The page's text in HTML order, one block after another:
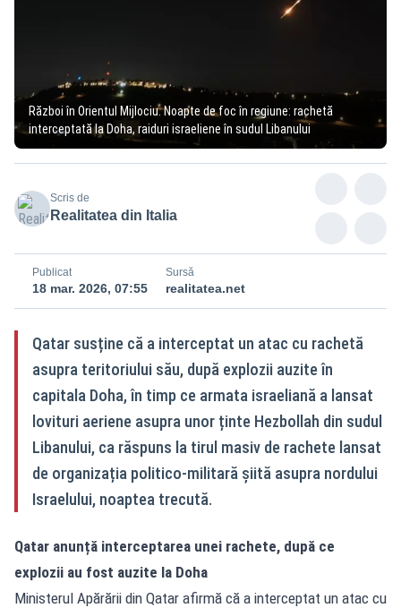
Război în Orientul Mijlociu. Noapte de foc în regiune: rachetă
interceptată la Doha, raiduri israeliene în sudul Libanului
Scris de
Realitatea din Italia
Publicat
18 mar. 2026, 07:55
Sursă
realitatea.net
Qatar susține că a interceptat un atac cu rachetă
asupra teritoriului său, după explozii auzite în
capitala Doha, în timp ce armata israeliană a lansat
lovituri aeriene asupra unor ținte Hezbollah din sudul
Libanului, ca răspuns la tirul masiv de rachete lansat
de organizația politico-militară șiită asupra nordului
Israelului, noaptea trecută.
Qatar anunță interceptarea unei rachete, după ce
explozii au fost auzite la Doha
Ministerul Apărării din Qatar afirmă că a interceptat un atac cu